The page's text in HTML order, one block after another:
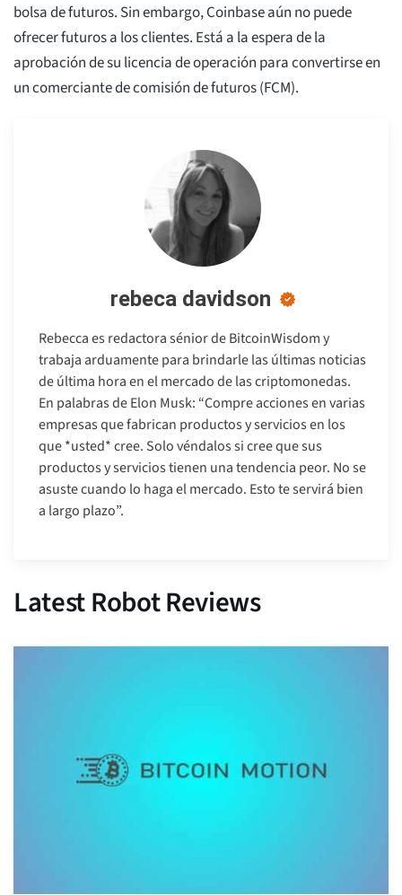
bolsa de futuros. Sin embargo, Coinbase aún no puede
ofrecer futuros a los clientes. Está a la espera de la
aprobación de su licencia de operación para convertirse en
un comerciante de comisión de futuros (FCM).
rebeca davidson
Rebecca es redactora sénior de BitcoinWisdom y
trabaja arduamente para brindarle las últimas noticias
de última hora en el mercado de las criptomonedas.
En palabras de Elon Musk: “Compre acciones en varias
empresas que fabrican productos y servicios en los
que *usted* cree. Solo véndalos si cree que sus
productos y servicios tienen una tendencia peor. No se
asuste cuando lo haga el mercado. Esto te servirá bien
a largo plazo”.
Latest Robot Reviews